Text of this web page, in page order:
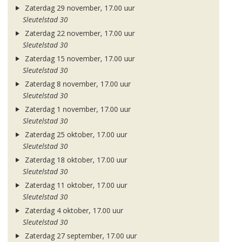
Zaterdag 29 november, 17.00 uur
Sleutelstad 30
Zaterdag 22 november, 17.00 uur
Sleutelstad 30
Zaterdag 15 november, 17.00 uur
Sleutelstad 30
Zaterdag 8 november, 17.00 uur
Sleutelstad 30
Zaterdag 1 november, 17.00 uur
Sleutelstad 30
Zaterdag 25 oktober, 17.00 uur
Sleutelstad 30
Zaterdag 18 oktober, 17.00 uur
Sleutelstad 30
Zaterdag 11 oktober, 17.00 uur
Sleutelstad 30
Zaterdag 4 oktober, 17.00 uur
Sleutelstad 30
Zaterdag 27 september, 17.00 uur